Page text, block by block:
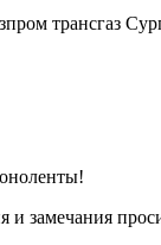
трансгаз
замечания